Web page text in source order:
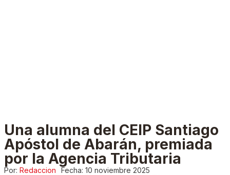
Una alumna del CEIP Santiago
Apóstol de Abarán, premiada
por la Agencia Tributaria
Por: Redaccion Fecha: 10 noviembre 2025